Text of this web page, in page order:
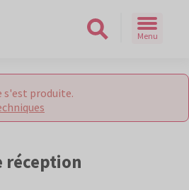
Menu
s'est produite.
réception